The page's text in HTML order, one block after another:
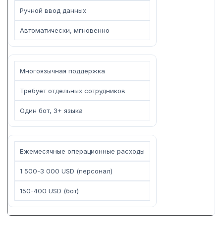
Ручной ввод данных
Автоматически, мгновенно
Многоязычная поддержка
Требует отдельных сотрудников
Один бот, 3+ языка
Ежемесячные операционные расходы
1 500-3 000 USD (персонал)
150-400 USD (бот)